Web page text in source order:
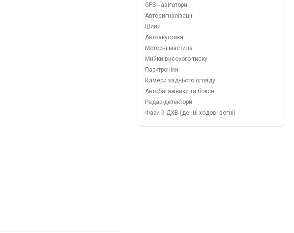
GPS-навігатори
Автосигналізації
Шини
Автоакустика
Моторні мастила
Мийки високого тиску
Парктроніки
Камери заднього огляду
Автобагажники та бокси
Радар-детектори
Фари й ДХВ (денні ходові вогні)